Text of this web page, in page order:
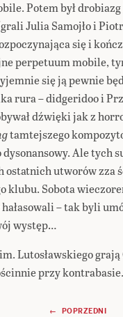
Potem był
Julia Samojło i
się i
perpetuum mobile,
się ją pewnie
rura – didgeridoo i
dźwięki jak z
tamtejszego
Ale tych
ostatnich utworów zza
klubu. Sobota
hałasowali – tak byli
występ…
Lutosławskiego
przy kontrabasie.
← POPRZEDNI